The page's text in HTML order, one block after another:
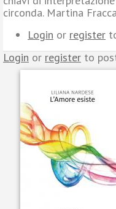
circonda. Martina
Login or register
Login or register to